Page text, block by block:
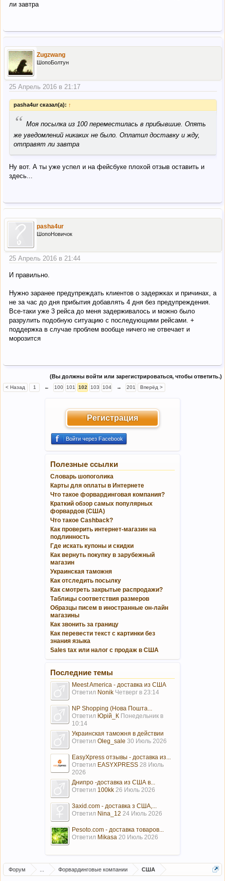
ли завтра
Zugzwang
ШопоБолтун
25 Апрель 2016 в 21:17
pasha4ur сказал(а): ↑
“ Моя посылка из 100 переместилась в прибывшие. Опять
же уведомлений никаких не было. Оплатил доставку и жду,
отправят ли завтра
Ну вот. А ты уже успел и на фейсбуке плохой отзыв оставить и
здесь...
pasha4ur
ШопоНовичок
25 Апрель 2016 в 21:44
И правильно.
Нужно заранее предупреждать клиентов о задержках и причинах, а
не за час до дня прибытия добавлять 4 дня без предупреждения.
Все-таки уже 3 рейса до меня задерживалось и можно было
разрулить подобную ситуацию с последующими рейсами. +
поддержка в случае проблем вообще ничего не отвечает и
морозится
(Вы должны войти или зарегистрироваться, чтобы ответить.)
< Назад 1 ← 100 101 102 103 104 → 201 Вперёд >
Регистрация
Войти через Facebook
Полезные ссылки
Словарь шопоголика
Карты для оплаты в Интернете
Что такое форвардинговая компания?
Краткий обзор самых популярных
форвардов (США)
Что такое Cashback?
Как проверить интернет-магазин на
подлинность
Где искать купоны и скидки
Как вернуть покупку в зарубежный
магазин
Украинская таможня
Как отследить посылку
Как смотреть закрытые распродажи?
Таблицы соответствия размеров
Образцы писем в иностранные он-лайн
магазины
Как звонить за границу
Как перевести текст с картинки без
знания языка
Sales tax или налог с продаж в США
Последние темы
Meest America - доставка из США
Ответил Nonik Четверг в 23:14
NP Shopping (Нова Пошта...
Ответил Юрій_К Понедельник в
10:14
Украинская таможня в действии
Ответил Oleg_sale 30 Июль 2026
EasyXpress отзывы - доставка из...
Ответил EASYXPRESS 28 Июль
2026
Днипро -доставка из США в...
Ответил 100kk 26 Июль 2026
3axid.com - доставка з США,...
Ответил Nina_12 24 Июль 2026
Pesoto.com - доставка товаров...
Ответил Mikasa 20 Июль 2026
Форум Форвардинговые компании США